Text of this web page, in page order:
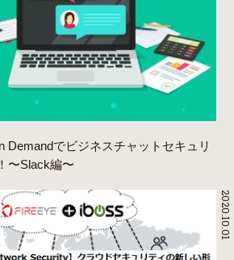
Demandでビジネスチャットセキュリ
〜Slack編〜
2020.10.01